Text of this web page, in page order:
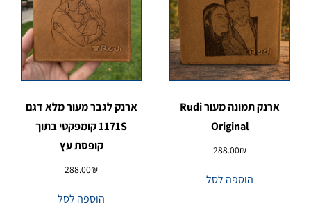
ארנק תמונה מעור Rudi
Original
288.00₪
הוספה לסל
ארנק לגבר מעור מלא דגם
1171S קומפקטי בתוך
קופסת עץ
288.00₪
הוספה לסל